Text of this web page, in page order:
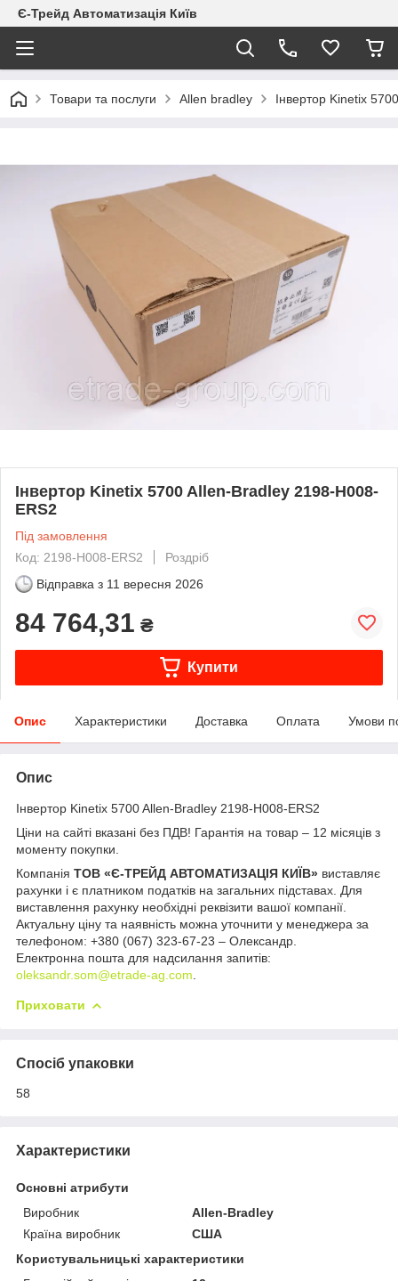
Є-Трейд Автоматизація Київ
Товари та послуги Allen bradley Інвертор Kinetix
Інвертор Kinetix 5700 Allen-Bradley 2198-H008-
ERS2
Під замовлення
Код: 2198-H008-ERS2
Роздріб
Відправка з 11 вересня 2026
84 764,31 ₴
Купити
Опис Характеристики Доставка Оплата Умови
Опис
Інвертор Kinetix 5700 Allen-Bradley 2198-H008-ERS2
Ціни на сайті вказані без ПДВ! Гарантія на товар – 12 місяців з
моменту покупки.
Компанія ТОВ «Є-ТРЕЙД АВТОМАТИЗАЦІЯ КИЇВ» виставляє
рахунки і є платником податків на загальних підставах. Для
виставлення рахунку необхідні реквізити вашої компанії.
Актуальну ціну та наявність можна уточнити у менеджера за
телефоном: +380 (067) 323-67-23 – Олександр.
Електронна пошта для надсилання запитів:
oleksandr.som@etrade-ag.com
Приховати
Спосіб упаковки
58
Характеристики
Основні атрибути
Виробник
Allen-Bradley
Країна виробник
США
Користувальницькі характеристики